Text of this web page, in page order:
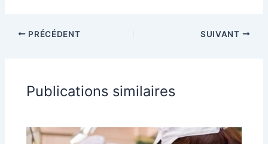
PRÉCÉDENT SUIVANT
Publications similaires